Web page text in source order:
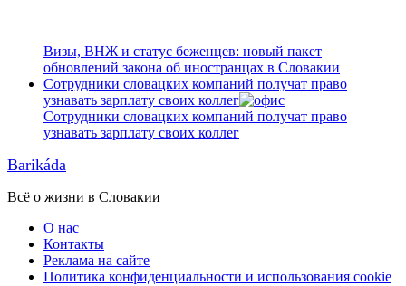
Визы, ВНЖ и статус беженцев: новый пакет
обновлений закона об иностранцах в Словакии
Сотрудники словацких компаний получат право
узнавать зарплату своих коллег
Сотрудники словацких компаний получат право
узнавать зарплату своих коллег
Barikáda
Всё о жизни в Словакии
О нас
Контакты
Реклама на сайте
Политика конфиденциальности и использования cookie